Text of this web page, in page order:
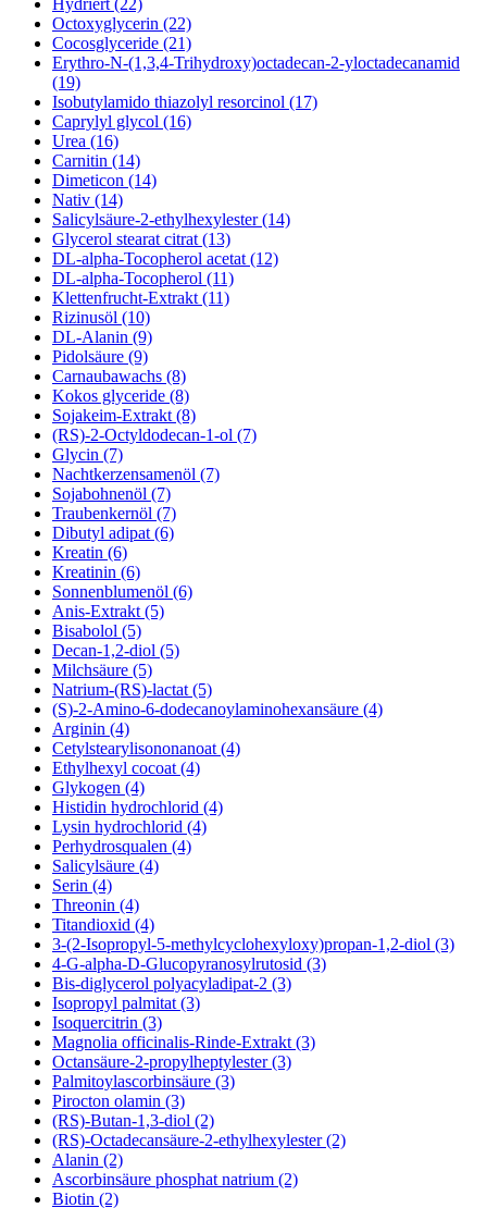
Octoxyglycerin (22)
Cocosglyceride (21)
Erythro-N-(1,3,4-Trihydroxy)octadecan-2-yloctadecanamid
(19)
Isobutylamido thiazolyl resorcinol (17)
Caprylyl glycol (16)
Urea (16)
Carnitin (14)
Dimeticon (14)
Nativ (14)
Salicylsäure-2-ethylhexylester (14)
Glycerol stearat citrat (13)
DL-alpha-Tocopherol acetat (12)
DL-alpha-Tocopherol (11)
Klettenfrucht-Extrakt (11)
Rizinusöl (10)
DL-Alanin (9)
Pidolsäure (9)
Carnaubawachs (8)
Kokos glyceride (8)
Sojakeim-Extrakt (8)
(RS)-2-Octyldodecan-1-ol (7)
Glycin (7)
Nachtkerzensamenöl (7)
Sojabohnenöl (7)
Traubenkernöl (7)
Dibutyl adipat (6)
Kreatin (6)
Kreatinin (6)
Sonnenblumenöl (6)
Anis-Extrakt (5)
Bisabolol (5)
Decan-1,2-diol (5)
Milchsäure (5)
Natrium-(RS)-lactat (5)
(S)-2-Amino-6-dodecanoylaminohexansäure (4)
Arginin (4)
Cetylstearylisononanoat (4)
Ethylhexyl cocoat (4)
Glykogen (4)
Histidin hydrochlorid (4)
Lysin hydrochlorid (4)
Perhydrosqualen (4)
Salicylsäure (4)
Serin (4)
Threonin (4)
Titandioxid (4)
3-(2-Isopropyl-5-methylcyclohexyloxy)propan-1,2-diol (3)
4-G-alpha-D-Glucopyranosylrutosid (3)
Bis-diglycerol polyacyladipat-2 (3)
Isopropyl palmitat (3)
Isoquercitrin (3)
Magnolia officinalis-Rinde-Extrakt (3)
Octansäure-2-propylheptylester (3)
Palmitoylascorbinsäure (3)
Pirocton olamin (3)
(RS)-Butan-1,3-diol (2)
(RS)-Octadecansäure-2-ethylhexylester (2)
Alanin (2)
Ascorbinsäure phosphat natrium (2)
Biotin (2)